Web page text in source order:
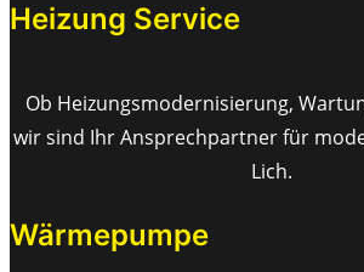
Heizung Service
Ob Heizungsmodernisierung,
wir sind Ihr Ansprechpartner für
Lich.
Wärmepumpe